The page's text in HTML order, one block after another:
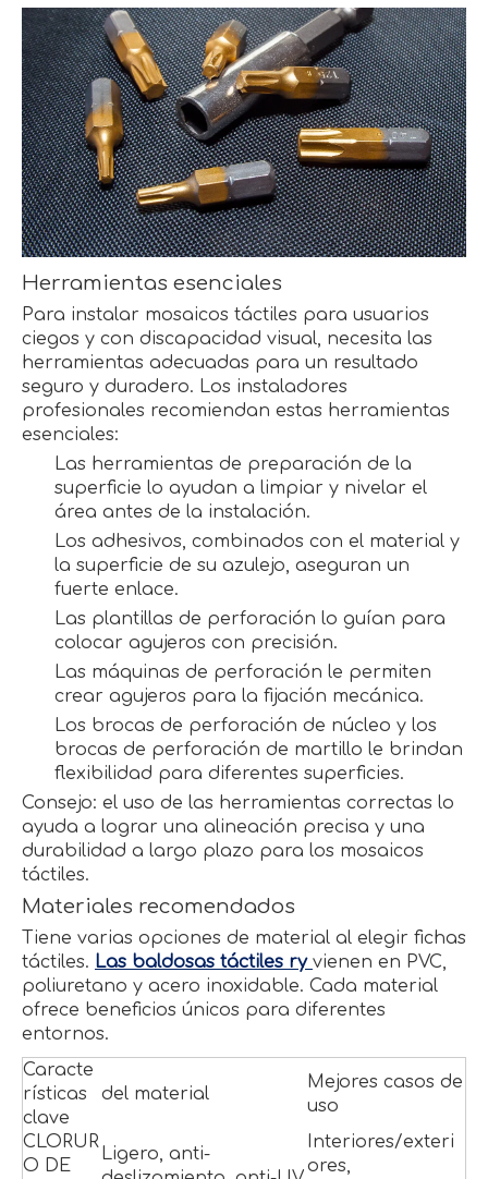
Herramientas esenciales
Para instalar mosaicos táctiles para usuarios
ciegos y con discapacidad visual, necesita las
herramientas adecuadas para un resultado
seguro y duradero. Los instaladores
profesionales recomiendan estas herramientas
esenciales:
Las herramientas de preparación de la
superficie lo ayudan a limpiar y nivelar el
área antes de la instalación.
Los adhesivos, combinados con el material y
la superficie de su azulejo, aseguran un
fuerte enlace.
Las plantillas de perforación lo guían para
colocar agujeros con precisión.
Las máquinas de perforación le permiten
crear agujeros para la fijación mecánica.
Los brocas de perforación de núcleo y los
brocas de perforación de martillo le brindan
flexibilidad para diferentes superficies.
Consejo: el uso de las herramientas correctas lo
ayuda a lograr una alineación precisa y una
durabilidad a largo plazo para los mosaicos
táctiles.
Materiales recomendados
Tiene varias opciones de material al elegir fichas
táctiles. Las baldosas táctiles ry vienen en PVC,
poliuretano y acero inoxidable. Cada material
ofrece beneficios únicos para diferentes
entornos.
Caracte
rísticas
clave
del material
Mejores casos de
uso
CLORUR
O DE
Ligero, anti-
Interiores/exteri
ores,